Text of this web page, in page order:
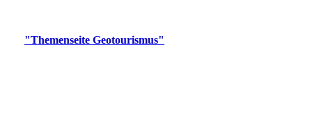
"Themenseite Geotourismus"